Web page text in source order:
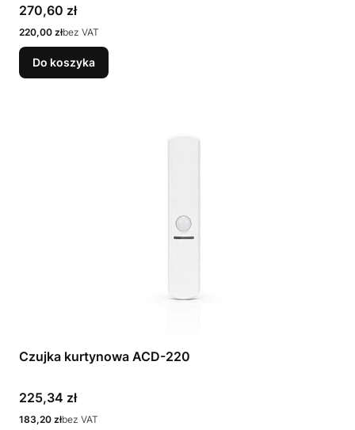
Cena
270,60 zł
Cena
220,00 złbez VAT
Do koszyka
Czujka kurtynowa ACD-220
Cena
225,34 zł
Cena
183,20 złbez VAT